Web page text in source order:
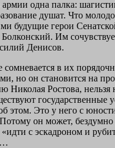
армии одна палка:
душат. Что
будущие герои
Им
Денисов.
в их
но он становится на
Николая Ростова, нельзя
государственные
этом. Это у него с
он может,
с эскадроном и